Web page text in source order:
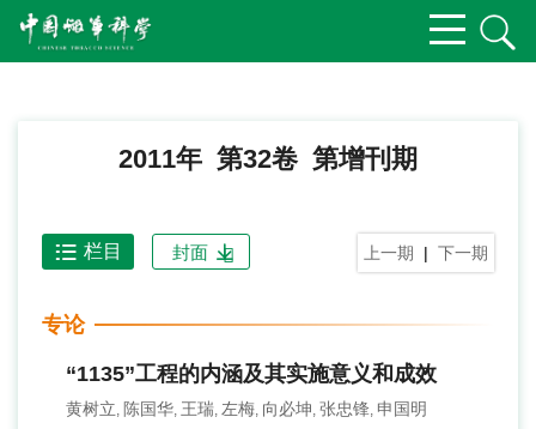
2011年 第32卷 第增刊期
上一期 | 下一期
栏目 封面
专论
“1135”工程的内涵及其实施意义和成效
黄树立, 陈国华, 王瑞, 左梅, 向必坤, 张忠锋, 申国明